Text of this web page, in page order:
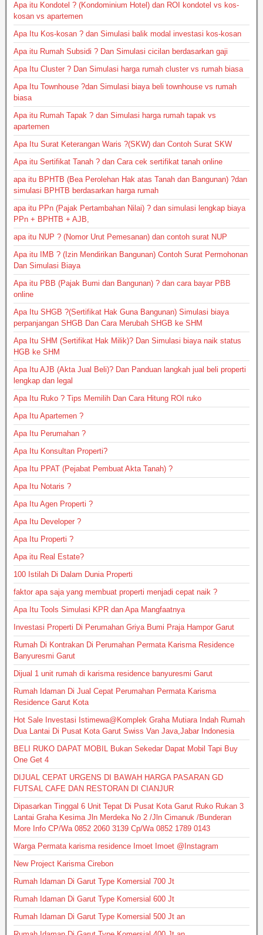
Apa itu Kondotel ? (Kondominium Hotel) dan ROI kondotel vs kos-
kosan vs apartemen
Apa Itu Kos-kosan ? dan Simulasi balik modal investasi kos-kosan
Apa itu Rumah Subsidi ? Dan Simulasi cicilan berdasarkan gaji
Apa Itu Cluster ? Dan Simulasi harga rumah cluster vs rumah biasa
Apa Itu Townhouse ?dan Simulasi biaya beli townhouse vs rumah
biasa
Apa itu Rumah Tapak ? dan Simulasi harga rumah tapak vs
apartemen
Apa Itu Surat Keterangan Waris ?(SKW) dan Contoh Surat SKW
Apa itu Sertifikat Tanah ? dan Cara cek sertifikat tanah online
apa itu BPHTB (Bea Perolehan Hak atas Tanah dan Bangunan) ?dan
simulasi BPHTB berdasarkan harga rumah
apa itu PPn (Pajak Pertambahan Nilai) ? dan simulasi lengkap biaya
PPn + BPHTB + AJB,
apa itu NUP ? (Nomor Urut Pemesanan) dan contoh surat NUP
Apa itu IMB ? (Izin Mendirikan Bangunan) Contoh Surat Permohonan
Dan Simulasi Biaya
Apa itu PBB (Pajak Bumi dan Bangunan) ? dan cara bayar PBB
online
Apa Itu SHGB ?(Sertifikat Hak Guna Bangunan) Simulasi biaya
perpanjangan SHGB Dan Cara Merubah SHGB ke SHM
Apa Itu SHM (Sertifikat Hak Milik)? Dan Simulasi biaya naik status
HGB ke SHM
Apa Itu AJB (Akta Jual Beli)? Dan Panduan langkah jual beli properti
lengkap dan legal
Apa Itu Ruko ? Tips Memilih Dan Cara Hitung ROI ruko
Apa Itu Apartemen ?
Apa Itu Perumahan ?
Apa Itu Konsultan Properti?
Apa Itu PPAT (Pejabat Pembuat Akta Tanah) ?
Apa Itu Notaris ?
Apa Itu Agen Properti ?
Apa Itu Developer ?
Apa Itu Properti ?
Apa itu Real Estate?
100 Istilah Di Dalam Dunia Properti
faktor apa saja yang membuat properti menjadi cepat naik ?
Apa Itu Tools Simulasi KPR dan Apa Mangfaatnya
Investasi Properti Di Perumahan Griya Bumi Praja Hampor Garut
Rumah Di Kontrakan Di Perumahan Permata Karisma Residence
Banyuresmi Garut
Dijual 1 unit rumah di karisma residence banyuresmi Garut
Rumah Idaman Di Jual Cepat Perumahan Permata Karisma
Residence Garut Kota
Hot Sale Investasi Istimewa@Komplek Graha Mutiara Indah Rumah
Dua Lantai Di Pusat Kota Garut Swiss Van Java,Jabar Indonesia
BELI RUKO DAPAT MOBIL Bukan Sekedar Dapat Mobil Tapi Buy
One Get 4
DIJUAL CEPAT URGENS DI BAWAH HARGA PASARAN GD
FUTSAL CAFE DAN RESTORAN DI CIANJUR
Dipasarkan Tinggal 6 Unit Tepat Di Pusat Kota Garut Ruko Rukan 3
Lantai Graha Kesima Jln Merdeka No 2 /Jln Cimanuk /Bunderan
More Info CP/Wa 0852 2060 3139 Cp/Wa 0852 1789 0143
Warga Permata karisma residence Imoet Imoet @Instagram
New Project Karisma Cirebon
Rumah Idaman Di Garut Type Komersial 700 Jt
Rumah Idaman Di Garut Type Komersial 600 Jt
Rumah Idaman Di Garut Type Komersial 500 Jt an